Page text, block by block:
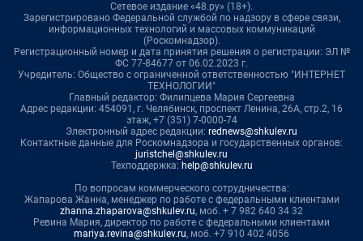
Сетевое издание «48.ру» (18+).
Зарегистрировано Федеральной службой по надзору в сфере связи,
информационных технологий и массовых коммуникаций
(Роскомнадзор).
Регистрационный номер и дата принятия решения о регистрации: ЭЛ №
ФС 77-84677 от 06.02.2023 г.
Учредитель: Общество с ограниченной ответственностью "ИНТЕРНЕТ
ТЕХНОЛОГИИ"
Главный редактор: Филипцева Мария Сергеевна
Адрес редакции: 454091, г. Челябинск, проспект Ленина, 26А, стр.2, 16
этаж, +7 (351) 7-0000-74
Электронный адрес редакции: rednews@shkulev.ru
Контактные данные для Роскомнадзора и государственных органов:
juristchel@shkulev.ru
Техподдержка: help@shkulev.ru
По вопросам коммерческого сотрудничества:
Жапарова Жанна, менеджер по работе с федеральными клиентами
zhanna.zhaparova@shkulev.ru, моб. + 7 982 640 34 32
Ревина Мария, директор по работе с федеральными клиентами
mariya.revina@shkulev.ru, моб. +7 910 402 4056